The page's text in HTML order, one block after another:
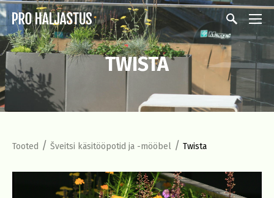
TWISTA
Tooted / Šveitsi käsitööpotid ja -mööbel / Twista